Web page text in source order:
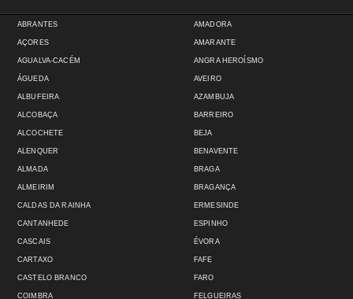
ABRANTES
AÇORES
AGUALVA-CACÉM
ÁGUEDA
ALBUFEIRA
ALCOBAÇA
ALCOCHETE
ALENQUER
ALMADA
ALMEIRIM
AMADORA
AMARANTE
ANGRA HEROÍSMO
AVEIRO
AZAMBUJA
BARREIRO
BEJA
BENAVENTE
BRAGA
BRAGANÇA
CALDAS DA RAINHA
CANTANHEDE
CASCAIS
CARTAXO
CASTELO BRANCO
COIMBRA
ERMESINDE
ESPINHO
ÉVORA
FAFE
FARO
FELGUEIRAS